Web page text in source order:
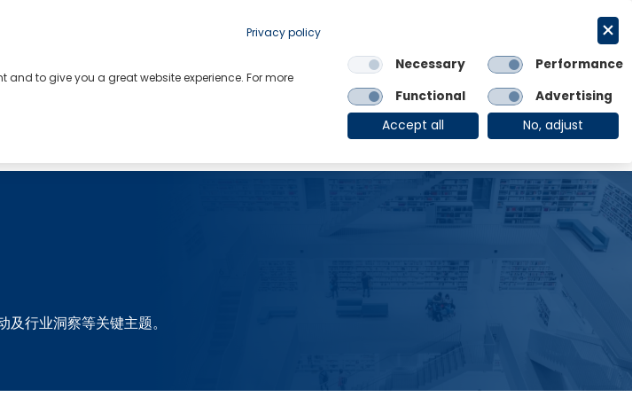
OE Group Client Login
行业洞察等关键主题。
Privacy policy
to give you a great website experience. For more
Necessary
Performance
Functional
Advertising
Accept all
No, adjust